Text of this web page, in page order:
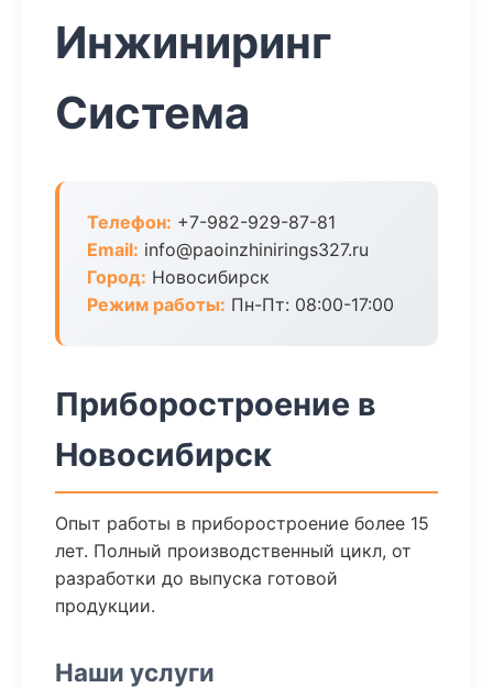
Инжиниринг
Система
Телефон: +7-982-929-87-81
Email: info@paoinzhinirings327.ru
Город: Новосибирск
Режим работы: Пн-Пт: 08:00-17:00
Приборостроение в
Новосибирск
Опыт работы в приборостроение более 15
лет. Полный производственный цикл, от
разработки до выпуска готовой
продукции.
Наши услуги